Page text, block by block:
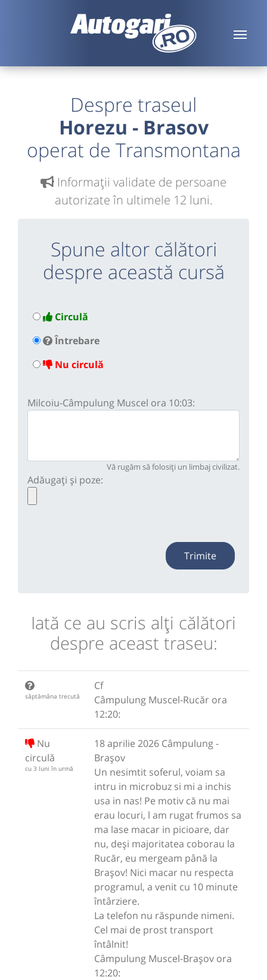
Despre traseul
Horezu - Brasov
operat de Transmontana
Informaţii validate de persoane
autorizate în ultimele 12 luni.
Spune altor călători
despre această cursă
Circulă
Întrebare
Nu circulă
Milcoiu-Câmpulung Muscel ora 10:03:
Vă rugăm să folosiți un limbaj civilizat.
Adăugați și poze:
Trimite
Iată ce au scris alţi călători
despre aceast traseu:
săptămâna trecută
Cf
Câmpulung Muscel-Rucăr ora
12:20:
Nu
circulă
cu 3 luni în urmă
18 aprilie 2026 Câmpulung -
Brașov
Un nesimtit soferul, voiam sa
intru in microbuz si mi a inchis
usa in nas! Pe motiv că nu mai
erau locuri, l am rugat frumos sa
ma lase macar in picioare, dar
nu, deși majoritatea coborau la
Rucăr, eu mergeam până la
Brașov! Nici macar nu respecta
programul, a venit cu 10 minute
întârziere.
La telefon nu răspunde nimeni.
Cel mai de prost transport
întâlnit!
Câmpulung Muscel-Brașov ora
12:20: